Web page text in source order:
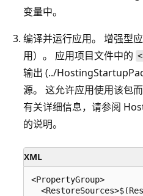
变量中。
编译并运行应用。 增强型
用）。 应用项目文件中的
输出 (../
源。 这允许应用使用该包
有关详细信息，请参阅
的说明。
XML
<PropertyGroup>